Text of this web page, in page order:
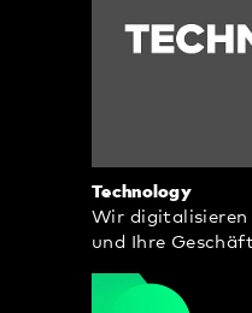
Technology
Wir digitalisieren
und Ihre